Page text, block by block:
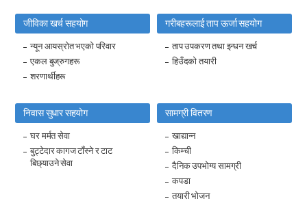
जीविका खर्च सहयोग
न्यून आयस्रोत भएको परिवार
एकल बुज्रुगहरू
शरणार्थीहरू
गरीबहरूलाई ताप ऊर्जा सहयोग
ताप उपकरण तथा इन्धन खर्च
हिउँदको तयारी
निवास सुधार सहयोग
घर मर्मत सेवा
बुट्टेदार कागज टाँस्ने र टाट
बिछ्याउने सेवा
सामग्री वितरण
खाद्यान्न
किम्ची
दैनिक उपभोग्य सामग्री
कपडा
तयारी भोजन